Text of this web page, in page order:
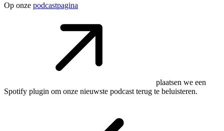
Op onze podcastpagina
plaatsen we een
Spotify plugin om onze nieuwste podcast terug te beluisteren.